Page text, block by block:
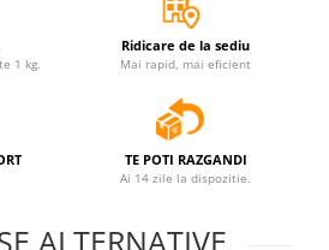
1 kg.
Ridicare de la sediu
Mai rapid, mai eficient
TE POTI RAZGANDI
Ai 14 zile la dispozitie.
ALTERNATIVE